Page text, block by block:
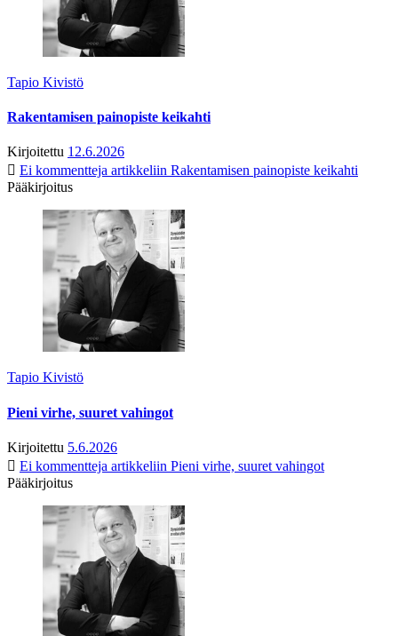
Tapio Kivistö
Rakentamisen painopiste keikahti
Kirjoitettu 12.6.2026
Ei kommentteja artikkeliin Rakentamisen painopiste keikahti
Pääkirjoitus
Tapio Kivistö
Pieni virhe, suuret vahingot
Kirjoitettu 5.6.2026
Ei kommentteja artikkeliin Pieni virhe, suuret vahingot
Pääkirjoitus